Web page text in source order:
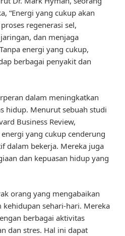
“Energi yang cukup akan
regenerasi sel,
dan menjaga
energi yang cukup,
berbagai penyakit dan
dalam meningkatkan
hidup. Menurut sebuah studi
Business Review,
yang cukup cenderung
dalam bekerja. Mereka juga
dan kepuasan hidup yang
orang yang mengabaikan
sehari-hari. Mereka
berbagai aktivitas
dan stres. Hal ini dapat